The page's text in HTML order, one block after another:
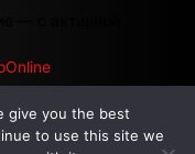
— с активной
РЕКЛАМА НА САЙТЕ
give you the best
to use this site we